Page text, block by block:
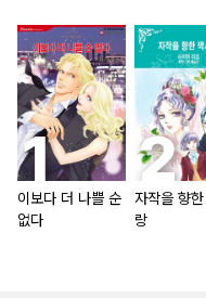
이보다 더 나쁠 순
없다
자작을 향
랑